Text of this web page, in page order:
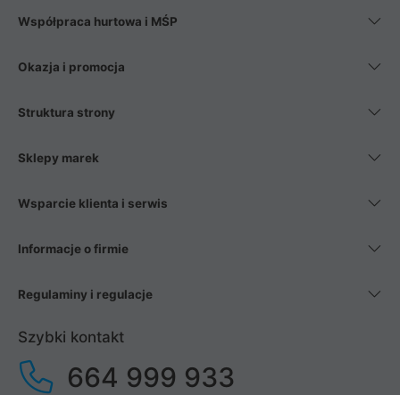
Współpraca hurtowa i MŚP
Okazja i promocja
Struktura strony
Sklepy marek
Wsparcie klienta i serwis
Informacje o firmie
Regulaminy i regulacje
Szybki kontakt
664 999 933